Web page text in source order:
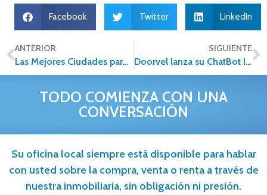
Facebook Twitter LinkedIn
ANTERIOR
Las Mejores Ciudades para Comprar Casa en México en 2025
SIGUIENTE
Doorvel lanza su ChatBot IA: un paso firme hacia la inteligencia artificial en el sector inmobiliario
TODO COMIENZA CON UNA
CONVERSACIÓN
Su oficina local siempre está disponible para hablar
con usted sobre la compra, venta o renta a través de
nuestra inmobiliaria, sin obligación ni presión.